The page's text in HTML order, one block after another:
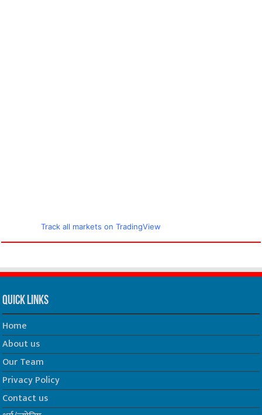
Track all markets on TradingView
Quick Links
Home
About us
Our Team
Privacy Policy
Contact us